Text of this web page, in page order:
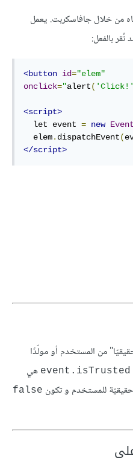
من خلال جافاسكربت. يعمل
نُقر بالفعل:
<button id="elem"
onclick="alert( 'Click!'
<script>
  let event
= new Event
  elem
. dispatchEvent(
</script>
من المستخدم أو مولّدًا
event.isTrusted هي
للمستخدم و تكون false